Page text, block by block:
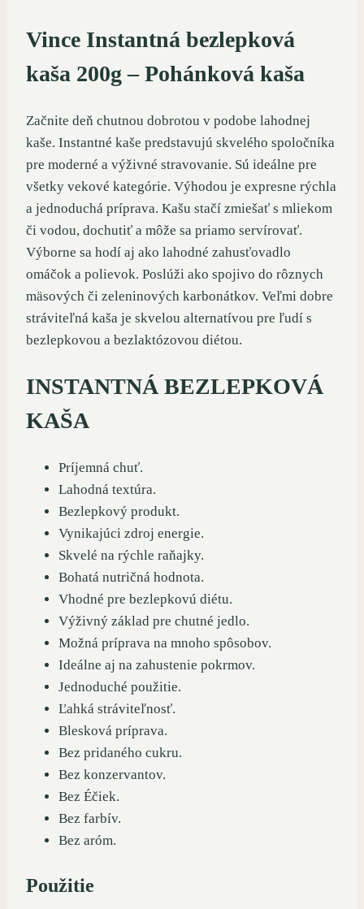
Vince Instantná bezlepková
kaša 200g – Pohánková kaša
Začnite deň chutnou dobrotou v podobe lahodnej
kaše. Instantné kaše predstavujú skvelého spoločníka
pre moderné a výživné stravovanie. Sú ideálne pre
všetky vekové kategórie. Výhodou je expresne rýchla
a jednoduchá príprava. Kašu stačí zmiešať s mliekom
či vodou, dochutiť a môže sa priamo servírovať.
Výborne sa hodí aj ako lahodné zahusťovadlo
omáčok a polievok. Poslúži ako spojivo do rôznych
mäsových či zeleninových karbonátkov. Veľmi dobre
stráviteľná kaša je skvelou alternatívou pre ľudí s
bezlepkovou a bezlaktózovou diétou.
INSTANTNÁ BEZLEPKOVÁ
KAŠA
Príjemná chuť.
Lahodná textúra.
Bezlepkový produkt.
Vynikajúci zdroj energie.
Skvelé na rýchle raňajky.
Bohatá nutričná hodnota.
Vhodné pre bezlepkovú diétu.
Výživný základ pre chutné jedlo.
Možná príprava na mnoho spôsobov.
Ideálne aj na zahustenie pokrmov.
Jednoduché použitie.
Ľahká stráviteľnosť.
Blesková príprava.
Bez pridaného cukru.
Bez konzervantov.
Bez Éčiek.
Bez farbív.
Bez aróm.
Použitie